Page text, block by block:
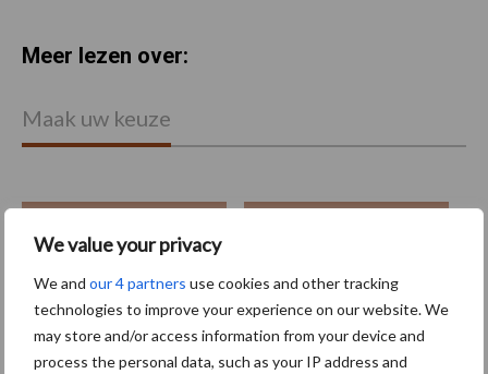
We value your privacy
We and our 4 partners use cookies and other tracking
technologies to improve your experience on our website. We
may store and/or access information from your device and
process the personal data, such as your IP address and
Meer lezen over:
Maak uw keuze
Machines